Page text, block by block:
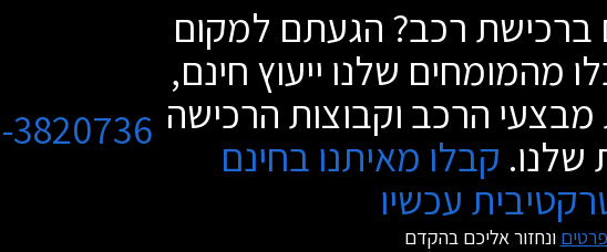
ברכישת רכב? הגעתם למקום
מהמומחים שלנו ייעוץ חינם,
מבצעי הרכב וקבוצות הרכישה
שלנו. קבלו מאיתנו בחינם
עכשיו
ונחזור אליכם בהקדם
3820736